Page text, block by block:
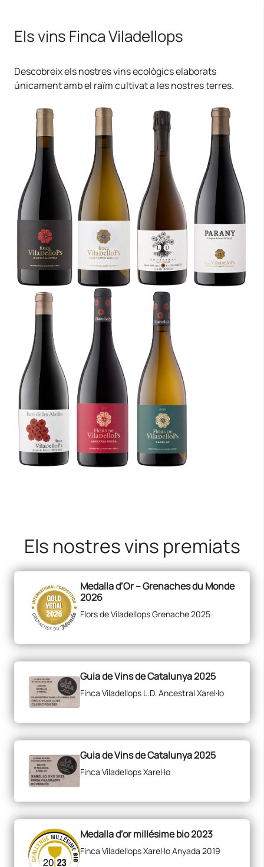
Els vins Finca Viladellops
Descobreix els nostres vins ecològics elaborats
únicament amb el raïm cultivat a les nostres terres.
Els nostres vins premiats
Medalla d’Or – Grenaches du Monde
2026
Flors de Viladellops Grenache 2025
Guia de Vins de Catalunya 2025
Finca Viladellops L.D. Ancestral Xarel·lo
Guia de Vins de Catalunya 2025
Finca Viladellops Xarel·lo
Medalla d’or millésime bio 2023
Finca Viladellops Xarel·lo Anyada 2019